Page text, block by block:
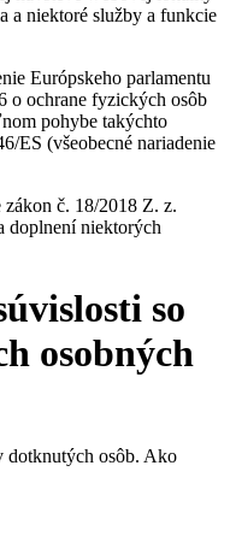
a niektoré služby a funkcie
Európskeho parlamentu
o ochrane fyzických osôb
pohybe takýchto
ES (všeobecné nariadenie
zákon č. 18/2018 Z. z.
doplnení niektorých
so
osobných
dotknutých osôb. Ako